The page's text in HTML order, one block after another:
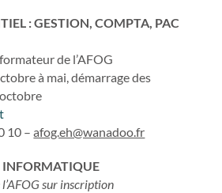
: GESTION, COMPTA, PAC
de l’AFOG
à mai, démarrage des
10 –afog.eh@wanadoo.fr
INFORMATIQUE
sur inscription